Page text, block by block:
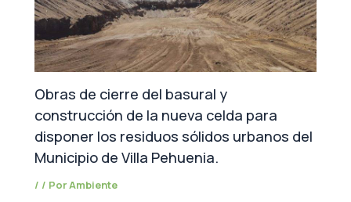
Obras de cierre del basural y
construcción de la nueva celda para
disponer los residuos sólidos urbanos del
Municipio de Villa Pehuenia.
/ / PorAmbiente